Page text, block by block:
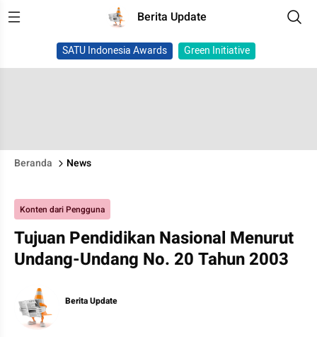
Berita Update
SATU Indonesia Awards Green Initiative
Beranda News
Konten dari Pengguna
Tujuan Pendidikan Nasional Menurut
Undang-Undang No. 20 Tahun 2003
Berita Update